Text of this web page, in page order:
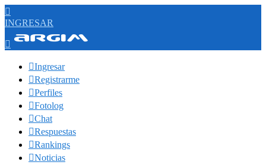

INGRESAR

Ingresar
Registrarme
Perfiles
Fotolog
Chat
Respuestas
Rankings
Noticias